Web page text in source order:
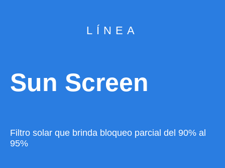
LÍNEA
Sun Screen
Filtro solar que brinda bloqueo parcial del 90% al
95%